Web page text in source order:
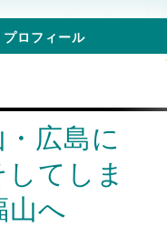
プロフィール
広島に
てしま
山へ